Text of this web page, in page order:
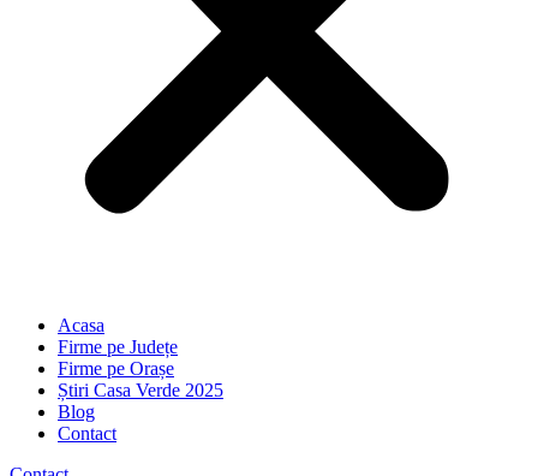
Acasa
Firme pe Județe
Firme pe Orașe
Știri Casa Verde 2025
Blog
Contact